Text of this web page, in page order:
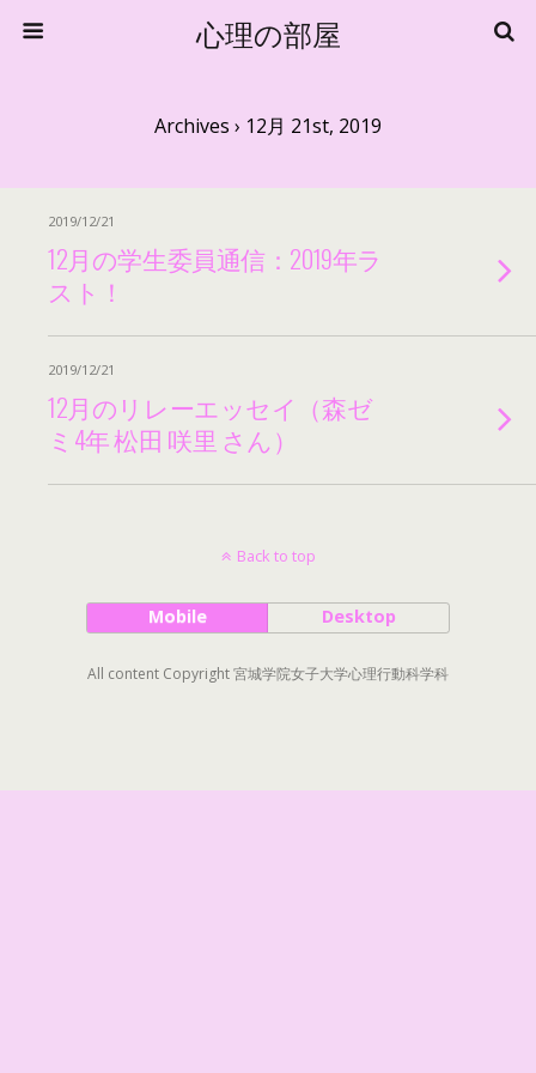
心理の部屋
Archives › 12月 21st, 2019
2019/12/21
12月の学生委員通信：2019年ラ
スト！
2019/12/21
12月のリレーエッセイ（森ゼ
ミ4年 松田 咲里 さん）
Back to top
Mobile Desktop
All content Copyright 宮城学院女子大学心理行動科学科